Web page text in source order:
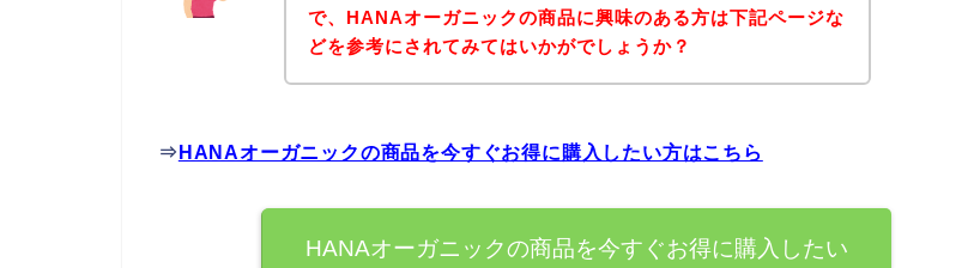
で、HANAオーガニックの商品に興味のある方は下記ページな
どを参考にされてみてはいかがでしょうか？
⇒ HANAオーガニックの商品を今すぐお得に購入したい方はこちら
HANAオーガニックの商品を今すぐお得に購入したい